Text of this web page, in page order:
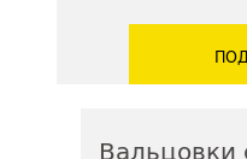
Вальцовки